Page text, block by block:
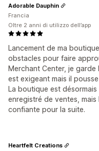
Lancement de ma
obstacles pour faire
Merchant Center, je
est exigeant mais il
La boutique est
enregistré de ventes,
confiante pour la suite.
Adorable Dauphin
Francia
Oltre 2 anni di utilizzo dell’app
Heartfelt Creations